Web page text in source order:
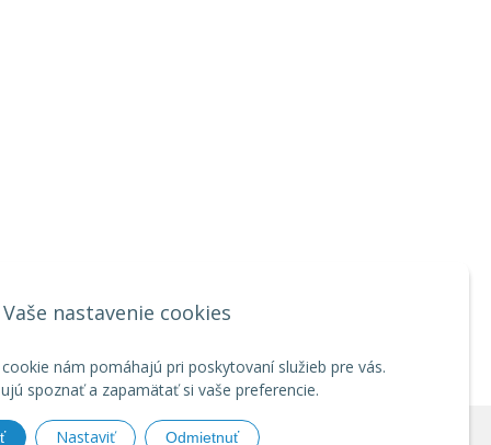
Vaše nastavenie cookies
nám pomáhajú pri poskytovaní služieb pre vás.
spoznať a zapamätať si vaše preferencie.
Nastaviť Odmietnuť